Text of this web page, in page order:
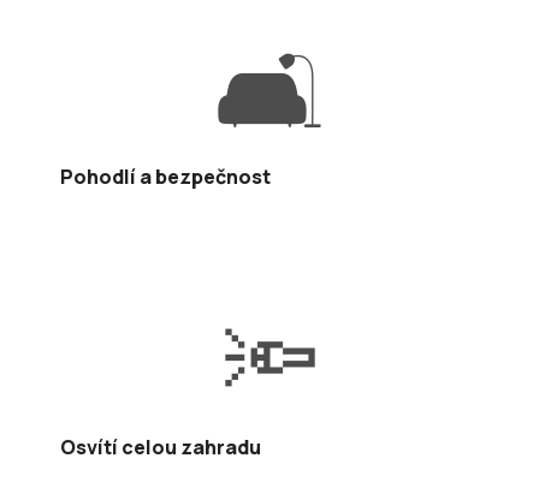
🛋️
Pohodlí a bezpečnost
🔦
Osvítí celou zahradu